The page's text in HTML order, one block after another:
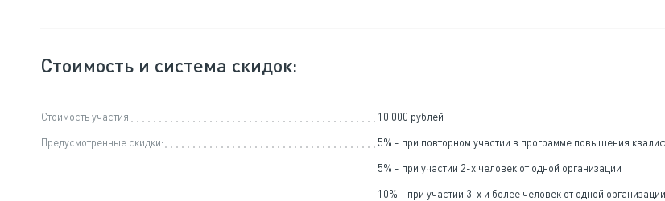
Стоимость и система скидок:
Стоимость участия:
10 000 рублей
Предусмотренные скидки:
5% - при повторном участии в программе повышения
5% - при участии 2-х человек от одной организации
10% - при участии 3-х и более человек от одной организации